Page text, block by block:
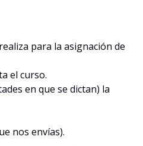
para la asignación de
el curso.
en que se dictan) la
nos envías).